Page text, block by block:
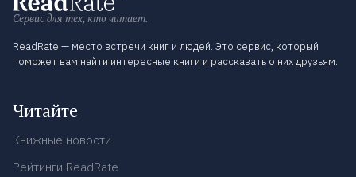
Сервис для тех, кто читает.
ReadRate — место встречи книг и людей. Это сервис, который
поможет вам найти интересные книги и рассказать о них друзьям.
Читайте
Книжные новости
Рейтинги ReadRate